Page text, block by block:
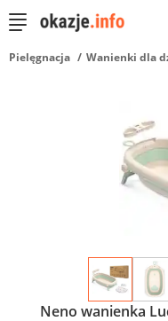
Pielęgnacja Wanienki dla
Neno wanienka